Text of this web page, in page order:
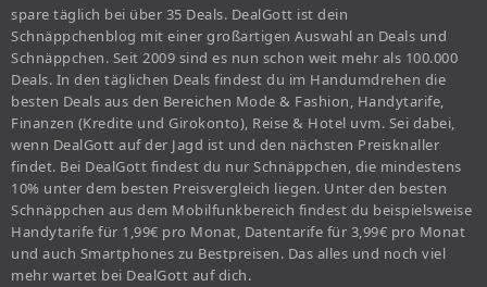
spare täglich bei über 35 Deals. DealGott ist dein
Schnäppchenblog mit einer großartigen Auswahl an Deals und
Schnäppchen. Seit 2009 sind es nun schon weit mehr als 100.000
Deals. In den täglichen Deals findest du im Handumdrehen die
besten Deals aus den Bereichen Mode & Fashion, Handytarife,
Finanzen (Kredite und Girokonto), Reise & Hotel uvm. Sei dabei,
wenn DealGott auf der Jagd ist und den nächsten Preisknaller
findet. Bei DealGott findest du nur Schnäppchen, die mindestens
10% unter dem besten Preisvergleich liegen. Unter den besten
Schnäppchen aus dem Mobilfunkbereich findest du beispielsweise
Handytarife für 1,99€ pro Monat, Datentarife für 3,99€ pro Monat
und auch Smartphones zu Bestpreisen. Das alles und noch viel
mehr wartet bei DealGott auf dich.